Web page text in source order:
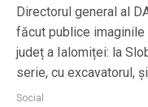
Directorul general al
făcut publice
județ a Ialomiței: la
serie, cu excavatorul,
Social